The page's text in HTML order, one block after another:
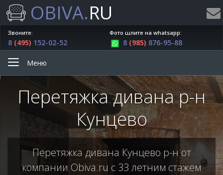
OBIVA.RU
Звоните:
8 (495) 152-02-52
Фото шлите на whatsapp:
8 (985) 876-95-88
Меню
Перетяжка дивана р-н
Кунцево
Перетяжка дивана Кунцево р-н от
компании Obiva.ru с 33 летним стажем